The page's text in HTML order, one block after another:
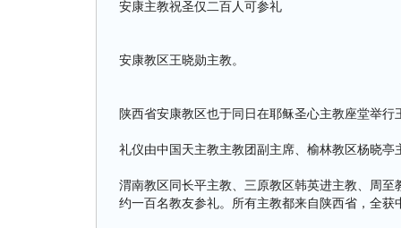
安康主教祝圣仅二百人可参礼
安康教区王晓勋主教。
陕西省安康教区也于同日在耶稣圣心主教座堂举行
礼仪由中国天主教主教团副主席、榆林教区杨晓
渭南教区同长平主教、三原教区韩英进主教、周
约一百名教友参礼。所有主教都来自陕西省，全